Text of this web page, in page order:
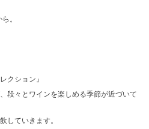
。
クション』
段々とワインを楽しめる季節が近づいて
していきます。